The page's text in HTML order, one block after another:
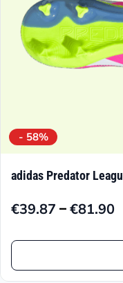
Produktseite
gewählt
werden
- 58%
adidas Predator
€39.87 –€81.90
Preisspanne:
€39.87
€81.90
Dieses
Produkt